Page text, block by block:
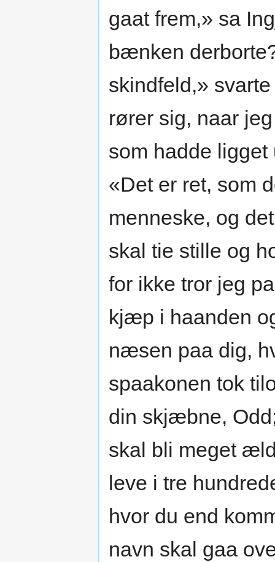
gaat frem,» sa
bænken
skindfeld,»
rører sig, naar
som hadde
«Det er ret, som
menneske, og
skal tie stille og
for ikke tror jeg
kjæp i haanden
næsen paa dig,
spaakonen tok
din skjæbne,
skal bli meget
leve i tre
hvor du end
navn skal gaa